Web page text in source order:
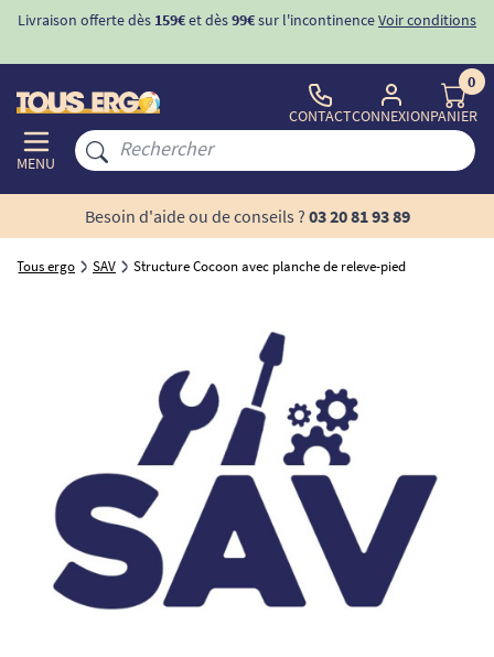
Livraison offerte dès 159€et dès99€sur l'incontinenceVoir conditions
MENU
CONTACTCONNEXION
0
PANIER
Besoin d'aide ou de conseils ? 03 20 81 93 89
Tous ergo SAV Structure Cocoon avec planche de releve-pied